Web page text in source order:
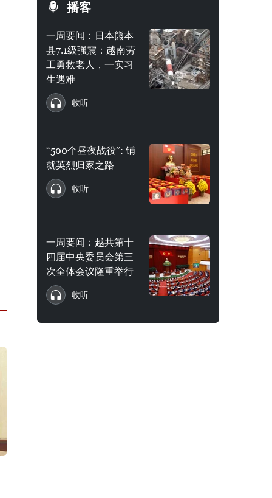
播客
一周要闻：日本熊本
县7.1级强震：越南劳
工勇救老人，一实习
生遇难
收听
“500个昼夜战役”: 铺
就英烈归家之路
收听
一周要闻：越共第十
四届中央委员会第三
次全体会议隆重举行
收听